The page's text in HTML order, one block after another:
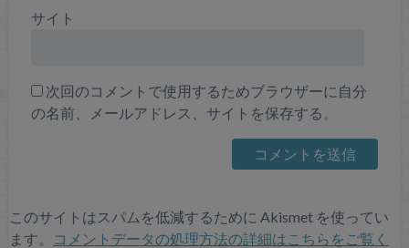
サイト
次回のコメントで使用するためブラウザーに自分
の名前、メールアドレス、サイトを保存する。
このサイトはスパムを低減するために Akismet を使ってい
ます。
コメントデータの処理方法の詳細はこちらをご覧く